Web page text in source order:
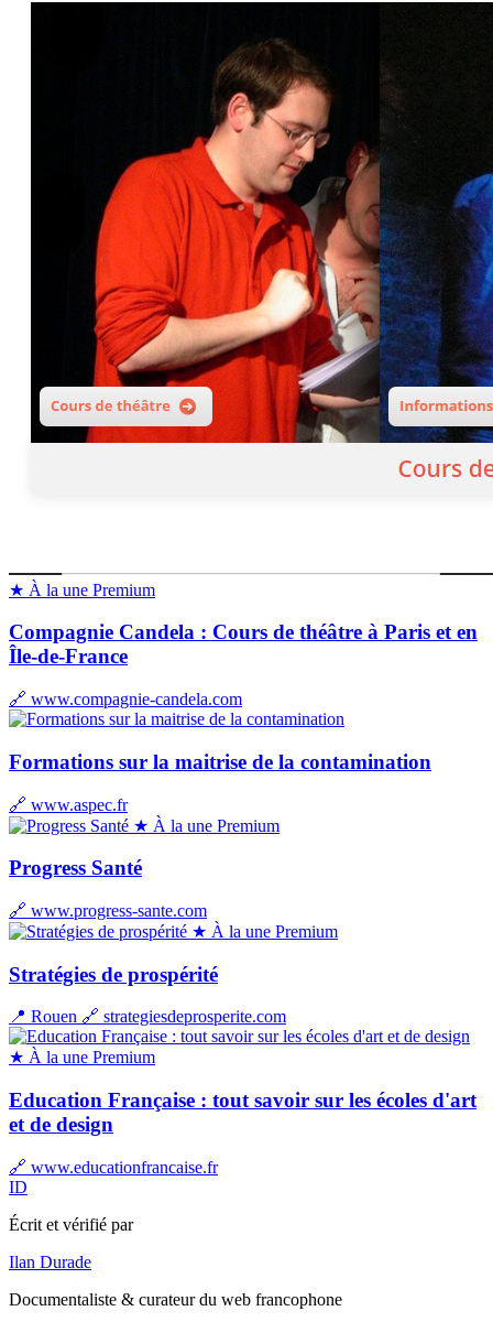
★ À la une Premium
Compagnie Candela : Cours de théâtre à Paris et en
Île-de-France
🔗 www.compagnie-candela.com
Formations sur la maitrise de la contamination
🔗 www.aspec.fr
★ À la une Premium
Progress Santé
🔗 www.progress-sante.com
★ À la une Premium
Stratégies de prospérité
📍 Rouen 🔗 strategiesdeprosperite.com
★ À la une Premium
Education Française : tout savoir sur les écoles d'art
et de design
🔗 www.educationfrancaise.fr
ID
Écrit et vérifié par
Ilan Durade
Documentaliste & curateur du web francophone